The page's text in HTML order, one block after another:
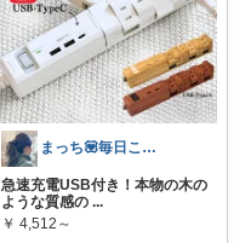
まっち💟毎日こつこつ。
急速充電USB付き！本物の木の
ような質感の ...
￥ 4,512～